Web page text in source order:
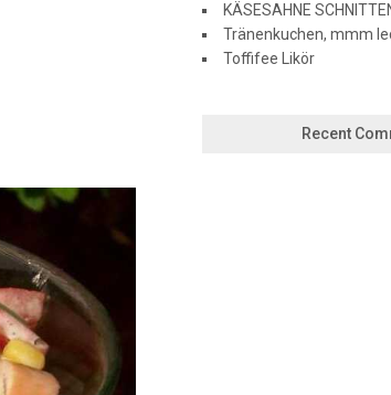
KÄSESAHNE
Tränenkuchen, mmm
Toffifee Likör
Recent